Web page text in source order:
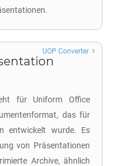
für Uniform Office
das für
entwickelt wurde. Es
von Präsentationen
Archive, ähnlich
UOP Converter